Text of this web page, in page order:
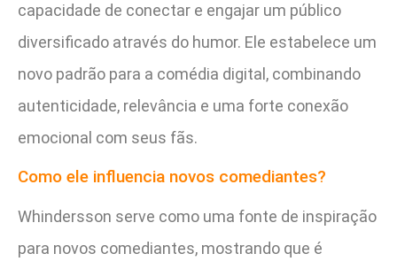
capacidade de conectar e engajar um público
diversificado através do humor. Ele estabelece um
novo padrão para a comédia digital, combinando
autenticidade, relevância e uma forte conexão
emocional com seus fãs.
Como ele influencia novos comediantes?
Whindersson serve como uma fonte de inspiração
para novos comediantes, mostrando que é